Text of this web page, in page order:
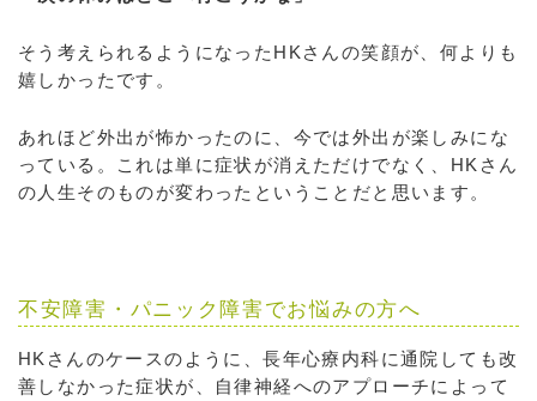
そう考えられるようになったHKさんの笑顔が、何よりも
嬉しかったです。
あれほど外出が怖かったのに、今では外出が楽しみにな
っている。これは単に症状が消えただけでなく、HKさん
の人生そのものが変わったということだと思います。
不安障害・パニック障害でお悩みの方へ
HKさんのケースのように、長年心療内科に通院しても改
善しなかった症状が、自律神経へのアプローチによって